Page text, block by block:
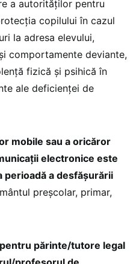
a autorităților pentru
copilului în cazul
la adresa elevului,
comportamente deviante,
fizică și psihică în
ale deficienței de
mobile sau a oricăror
electronice este
perioadă a desfășurării
preșcolar, primar,
părinte/tutore legal